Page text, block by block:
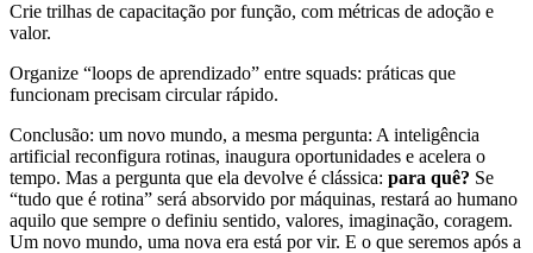
Crie trilhas de capacitação por função, com métricas de adoção e
valor.
Organize “loops de aprendizado” entre squads: práticas que
funcionam precisam circular rápido.
Conclusão: um novo mundo, a mesma pergunta: A inteligência
artificial reconfigura rotinas, inaugura oportunidades e acelera o
tempo. Mas a pergunta que ela devolve é clássica: para quê? Se
“tudo que é rotina” será absorvido por máquinas, restará ao humano
aquilo que sempre o definiu sentido, valores, imaginação, coragem.
Um novo mundo, uma nova era está por vir. E o que seremos após a